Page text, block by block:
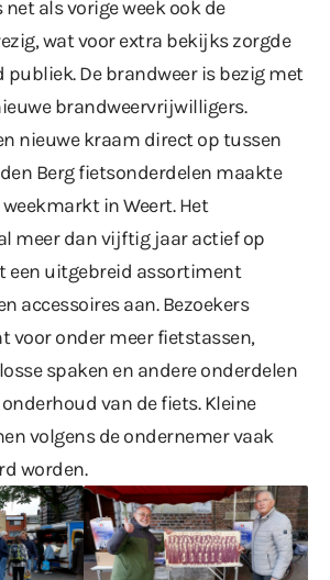
als vorige week ook de
wat voor extra bekijks zorgde
De brandweer is bezig met
brandweervrijwilligers.
nieuwe kraam direct op tussen
Berg fietsonderdelen maakte
in Weert. Het
meer dan vijftig jaar actief op
een uitgebreid assortiment
accessoires aan. Bezoekers
voor onder meer fietstassen,
spaken en andere onderdelen
van de fiets. Kleine
volgens de ondernemer vaak
worden.